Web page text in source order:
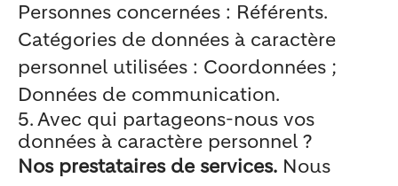
Personnes concernées : Référents.
Catégories de données à caractère
personnel utilisées : Coordonnées ;
Données de communication.
5. Avec qui partageons-nous vos
données à caractère personnel ?
Nos prestataires de services. Nous